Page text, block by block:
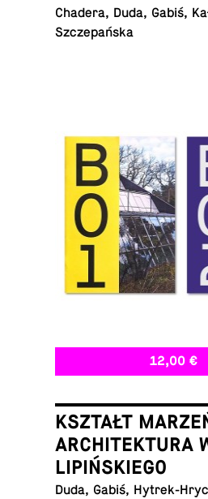
Chadera, Duda, Gabiś,
Szczepańska
12,00 €
KSZTAŁT
ARCHITEKTURA
LIPIŃSKIEGO
Duda, Gabiś, Hytrek-